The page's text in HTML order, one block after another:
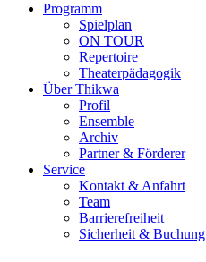
Programm
Spielplan
ON TOUR
Repertoire
Theaterpädagogik
Über Thikwa
Profil
Ensemble
Archiv
Partner & Förderer
Service
Kontakt & Anfahrt
Team
Barrierefreiheit
Sicherheit & Buchung